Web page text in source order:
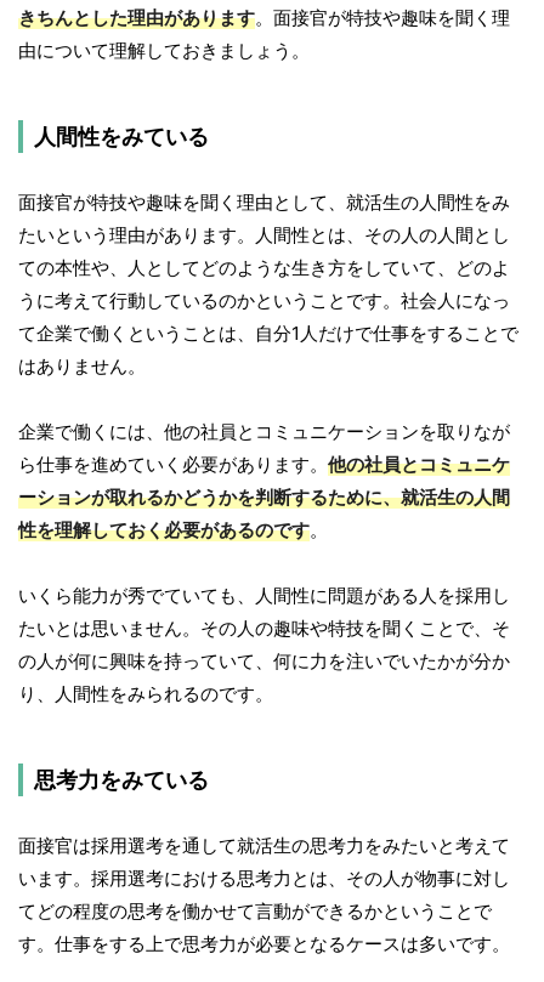
きちんとした理由があります。面接官が特技や趣味を聞く理
由について理解しておきましょう。
人間性をみている
面接官が特技や趣味を聞く理由として、就活生の人間性をみ
たいという理由があります。人間性とは、その人の人間とし
ての本性や、人としてどのような生き方をしていて、どのよ
うに考えて行動しているのかということです。社会人になっ
て企業で働くということは、自分1人だけで仕事をすることで
はありません。
企業で働くには、他の社員とコミュニケーションを取りなが
ら仕事を進めていく必要があります。 他の社員とコミュニケ
ーションが取れるかどうかを判断するために、就活生の人間
性を理解しておく必要があるのです。
いくら能力が秀でていても、人間性に問題がある人を採用し
たいとは思いません。その人の趣味や特技を聞くことで、そ
の人が何に興味を持っていて、何に力を注いでいたかが分か
り、人間性をみられるのです。
思考力をみている
面接官は採用選考を通して就活生の思考力をみたいと考えて
います。採用選考における思考力とは、その人が物事に対し
てどの程度の思考を働かせて言動ができるかということで
す。仕事をする上で思考力が必要となるケースは多いです。